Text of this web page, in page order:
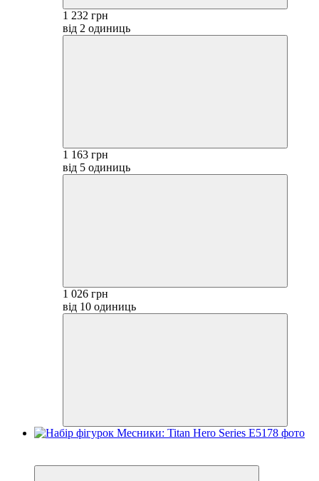
1 232 грн
від 2 одиниць
1 163 грн
від 5 одиниць
1 026 грн
від 10 одиниць